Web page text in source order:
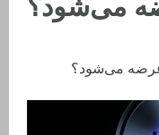
می‌شود؟